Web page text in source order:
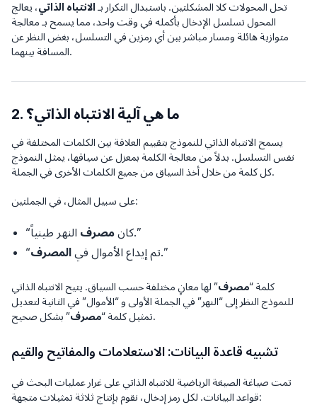
تحل المحولات كلا المشكلتين. باستبدال التكرار بـ الانتباه الذاتي، يعالج
المحول تسلسل الإدخال بأكمله في وقت واحد، مما يسمح بـ معالجة
متوازية هائلة ومسار مباشر بين أي رمزين في التسلسل، بغض النظر عن
المسافة بينهما.
2. ما هي آلية الانتباه الذاتي؟
يسمح الانتباه الذاتي للنموذج بتقييم العلاقة بين الكلمات المختلفة في
نفس التسلسل. بدلاً من معالجة الكلمة بمعزل عن سياقها، يمثل النموذج
كل كلمة من خلال أخذ السياق من جميع الكلمات الأخرى في الجملة.
على سبيل المثال، في الجملتين:
“كان مصرف
النهر طينياً.”
“تم إيداع الأموال في المصرف .”
كلمة “مصرف” لها معانٍ مختلفة حسب السياق. يتيح الانتباه الذاتي
للنموذج النظر إلى “النهر” في الجملة الأولى و “الأموال” في الثانية لتعديل
تمثيل كلمة “مصرف ” بشكل صحيح.
تشبيه قاعدة البيانات: الاستعلامات والمفاتيح والقيم
تمت صياغة الصيغة الرياضية للانتباه الذاتي على غرار عمليات البحث في
قواعد البيانات. لكل رمز إدخال، نقوم بإنتاج ثلاثة تمثيلات متجهة: